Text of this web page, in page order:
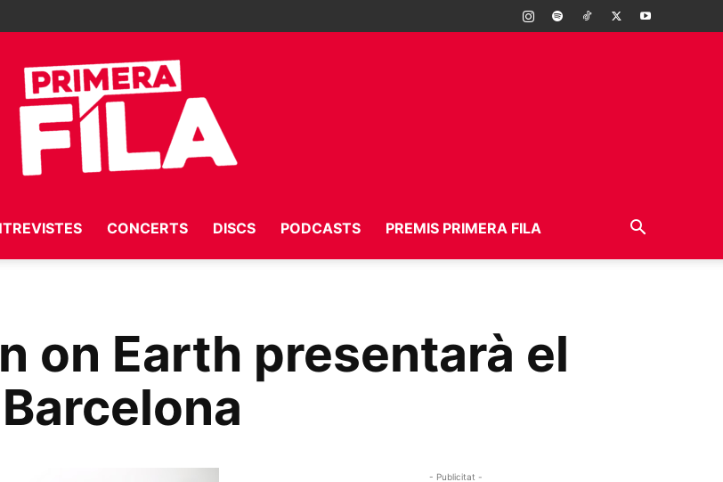
Fila
CONCERTS DISCS PODCASTS PREMIS PRIMERA FILA
on Earth presentarà el
- Publicitat -